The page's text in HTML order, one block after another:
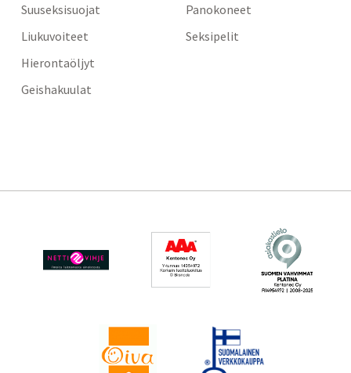
Suuseksisuojat
Liukuvoiteet
Hierontaöljyt
Geishakuulat
Panokoneet
Seksipelit